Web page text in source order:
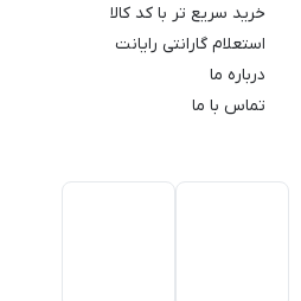
خرید سریع تر با کد کالا
استعلام گارانتی رایانت
درباره ما
تماس با ما